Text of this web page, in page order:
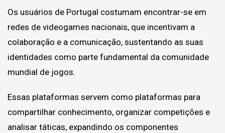
Os usuários de Portugal costumam encontrar-se em
redes de videogames nacionais, que incentivam a
colaboração e a comunicação, sustentando as suas
identidades como parte fundamental da comunidade
mundial de jogos.
Essas plataformas servem como plataformas para
compartilhar conhecimento, organizar competições e
analisar táticas, expandindo os componentes